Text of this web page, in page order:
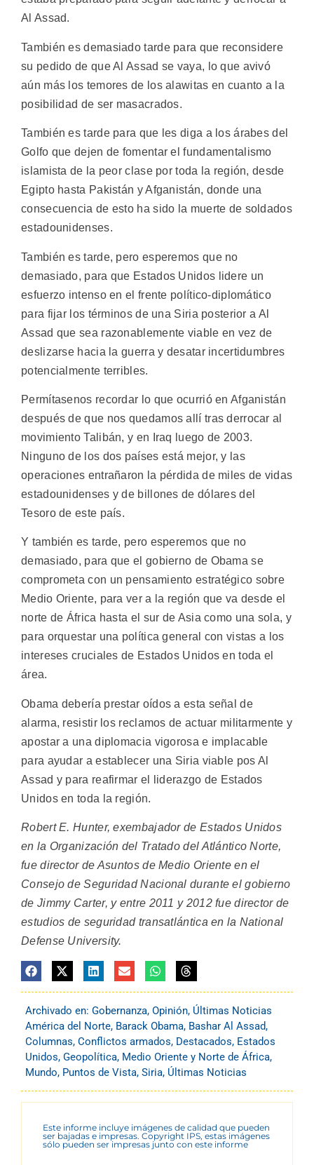
Al Assad.
También es demasiado tarde para que reconsidere
su pedido de que Al Assad se vaya, lo que avivó
aún más los temores de los alawitas en cuanto a la
posibilidad de ser masacrados.
También es tarde para que les diga a los árabes del
Golfo que dejen de fomentar el fundamentalismo
islamista de la peor clase por toda la región, desde
Egipto hasta Pakistán y Afganistán, donde una
consecuencia de esto ha sido la muerte de soldados
estadounidenses.
También es tarde, pero esperemos que no
demasiado, para que Estados Unidos lidere un
esfuerzo intenso en el frente político-diplomático
para fijar los términos de una Siria posterior a Al
Assad que sea razonablemente viable en vez de
deslizarse hacia la guerra y desatar incertidumbres
potencialmente terribles.
Permítasenos recordar lo que ocurrió en Afganistán
después de que nos quedamos allí tras derrocar al
movimiento Talibán, y en Iraq luego de 2003.
Ninguno de los dos países está mejor, y las
operaciones entrañaron la pérdida de miles de vidas
estadounidenses y de billones de dólares del
Tesoro de este país.
Y también es tarde, pero esperemos que no
demasiado, para que el gobierno de Obama se
comprometa con un pensamiento estratégico sobre
Medio Oriente, para ver a la región que va desde el
norte de África hasta el sur de Asia como una sola, y
para orquestar una política general con vistas a los
intereses cruciales de Estados Unidos en toda el
área.
Obama debería prestar oídos a esta señal de
alarma, resistir los reclamos de actuar militarmente y
apostar a una diplomacia vigorosa e implacable
para ayudar a establecer una Siria viable pos Al
Assad y para reafirmar el liderazgo de Estados
Unidos en toda la región.
Robert E. Hunter, exembajador de Estados Unidos
en la Organización del Tratado del Atlántico Norte,
fue director de Asuntos de Medio Oriente en el
Consejo de Seguridad Nacional durante el gobierno
de Jimmy Carter, y entre 2011 y 2012 fue director de
estudios de seguridad transatlántica en la National
Defense University.
Archivado en: Gobernanza, Opinión, Últimas Noticias
América del Norte, Barack Obama, Bashar Al Assad,
Columnas, Conflictos armados, Destacados, Estados
Unidos, Geopolítica, Medio Oriente y Norte de África,
Mundo, Puntos de Vista, Siria, Últimas Noticias
Este informe incluye imágenes de calidad que pueden
ser bajadas e impresas. Copyright IPS, estas imágenes
sólo pueden ser impresas junto con este informe